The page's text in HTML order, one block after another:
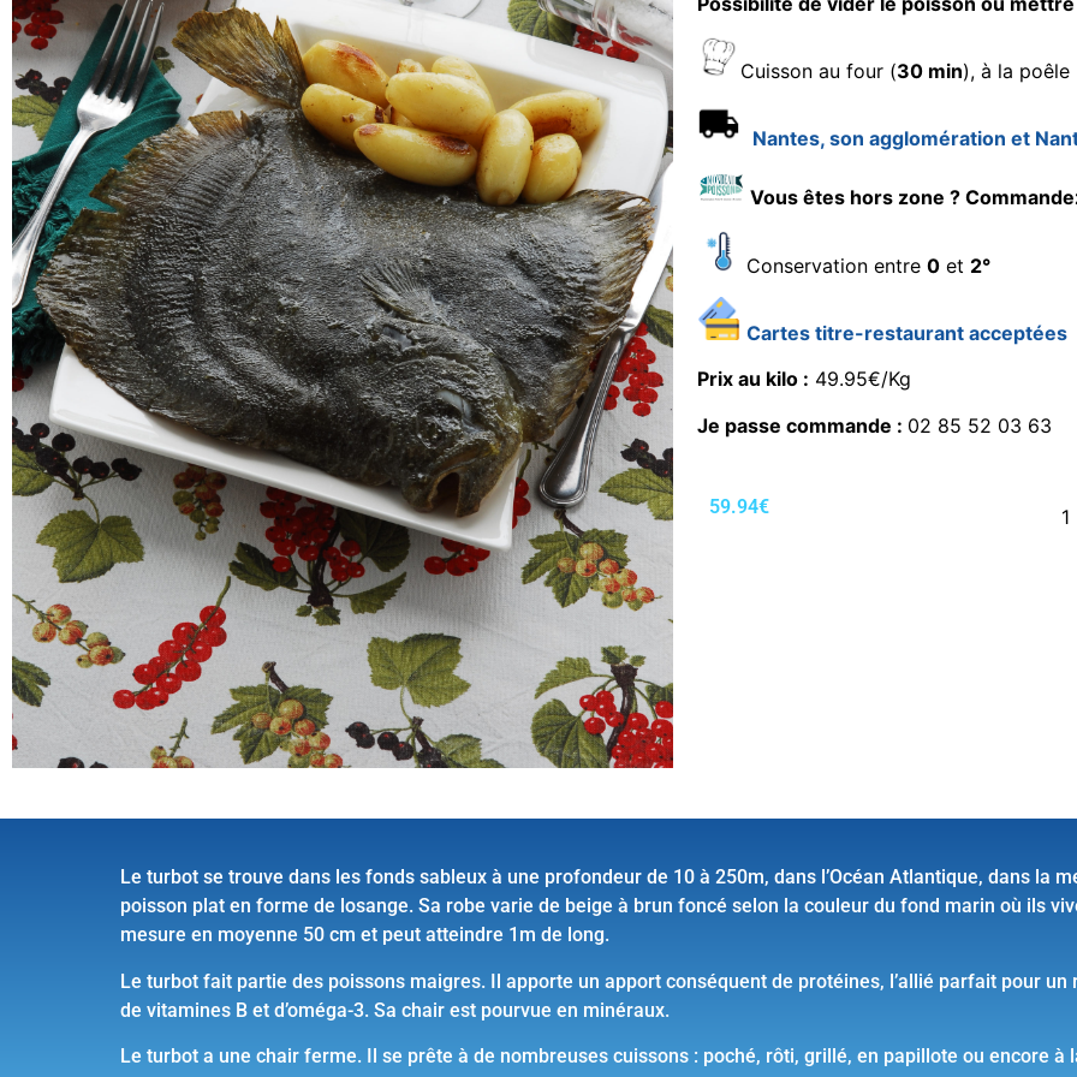
Cuisson au four (30 min), à la poêle
Nantes, son agglomération et
Vous êtes hors zone ?
Conservation entre 0 et 2°
Cartes titre-restaurant acceptées
Prix au kilo : 49.95€/Kg
Je passe commande : 02 85 52 03 63
59.94€
Le turbot se trouve dans les fonds sableux à une profondeur de 10 à 250m, dans l’Océan Atlantique, dans la
poisson plat en forme de losange. Sa robe varie de beige à brun foncé selon la couleur du fond marin où ils
mesure en moyenne 50 cm et peut atteindre 1m de long.
Le turbot fait partie des poissons maigres. Il apporte un apport conséquent de protéines, l’allié parfait pour
de vitamines B et d’oméga-3. Sa chair est pourvue en minéraux.
Le turbot a une chair ferme. Il se prête à de nombreuses cuissons : poché, rôti, grillé, en papillote ou encore